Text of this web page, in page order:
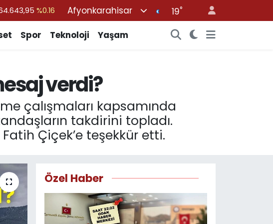
47,6704 %0
13.799%70
%0.16
Afyonkarahisar 19°
Spor Teknoloji Yaşam
verdi?
çalışmaları kapsamında
takdirini topladı.
Çiçek’e teşekkür etti.
Özel Haber